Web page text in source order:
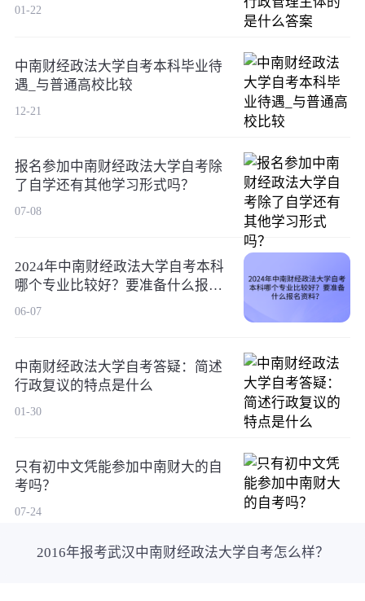
01-22
中南财经政法大学自考本科毕业待
遇_与普通高校比较
12-21
报名参加中南财经政法大学自考除
了自学还有其他学习形式吗？
07-08
2024年中南财经政法大学自考本科
哪个专业比较好？要准备什么报名
资料？
06-07
中南财经政法大学自考答疑：简述
行政复议的特点是什么
01-30
只有初中文凭能参加中南财大的自
考吗？
07-24
2016年报考武汉中南财经政法大学自考怎么样？